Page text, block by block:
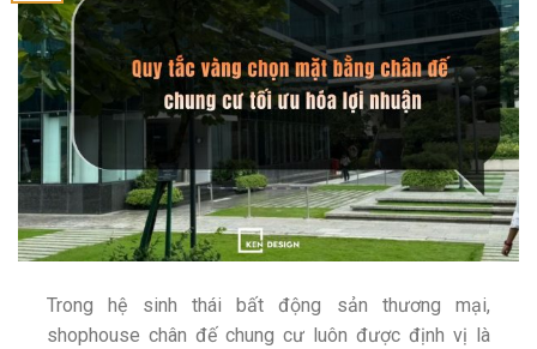
Trong hệ sinh thái bất động sản thương mại,
shophouse chân đế chung cư luôn được định vị là